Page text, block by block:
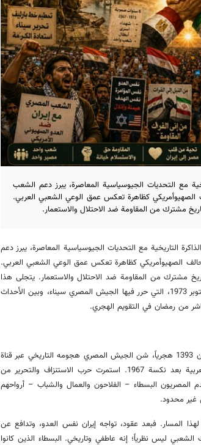
مع التحديات الجيوسياسية المعاصرة، يبرز دعم الشعب
الصهيوأمريكي كظاهرة تعكس عمق الوعي الشعبي العربي.
مشترك من المقاومة ضد الاحتلال والاستعمار.
التاريخية مع التحديات الجيوسياسية المعاصرة، يبرز دعم
الصهيوأمريكي كظاهرة تعكس عمق الوعي الشعبي العربي.
مشترك من المقاومة ضد الاحتلال والاستعمار. يتجلى هذا
الانسجام بشكل خاص في التزامن التاريخي بين حرب أكتوبر 1973، التي حرر فيها الجيش المصري سيناء، وبين الأحداث
من رمضان في التقويم الهجري.
في السادس من أكتوبر 1973، الموافق للعاشر من رمضان 1393 هجرياً، شن الجيش المصري هجومه التاريخي عبر قناة
السويس، محطماً خط بارليف المنيع ومعيداً الكرامة العربية بعد نكسة 1967. استمرت حرب الاستنزاف والتحرير من
قدم المصريون البسطاء – الفلاحون والعمال والشباب – أرواحهم
غير محدود.
المسار. فبعد عقود، تواجه إيران نفس العدو، وتدافع عن
ليس نظرياً؛ إنه عاطفي وتاريخي. البسطاء الذين كانوا